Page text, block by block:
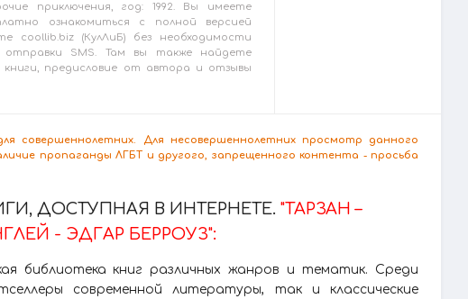
приключения, год: 1992. Вы имеете
ознакомиться с полной версией
coollib.biz (КулЛиБ) без необходимости
отправки SMS. Там вы также найдете
книги, предисловие от автора и отзывы
совершеннолетних. Для несовершеннолетних просмотр данного
пропаганды ЛГБТ и другого, запрещенного контента - просьба
ДОСТУПНАЯ В ИНТЕРНЕТЕ. "ТАРЗАН –
- ЭДГАР БЕРРОУЗ":
библиотека книг различных жанров и тематик. Среди
современной литературы, так и классические